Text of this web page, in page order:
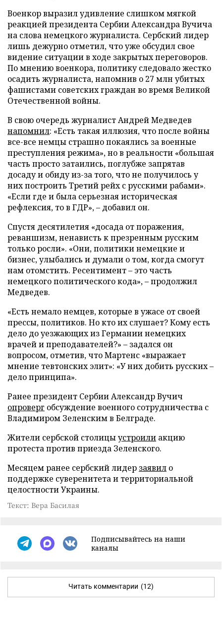
Военкор выразил удивление слишком мягкой
реакцией президента Сербии Александра Вучича
на слова немецкого журналиста. Сербский лидер
лишь дежурно отметил, что уже обсудил свое
видение ситуации в ходе закрытых переговоров.
По мнению военкора, политику следовало жестко
осадить журналиста, напомнив о 27 млн убитых
фашистами советских граждан во время Великой
Отечественной войны.
В свою очередь журналист Андрей Медведев
напомнил: «Есть такая иллюзия, что после войны
все-все немцы страшно покаялись за военные
преступления режима», но в реальности «большая
часть просто затаились, поглубже запрятав
досаду и обиду из-за того, что не получилось у
них построить Третий рейх с русскими рабами».
«Если где и была серьезная историческая
рефлексия, то в ГДР», – добавил он.
Спустя десятилетия «досада от поражения,
реваншизм, ненависть к презренным русским
только росли». «Они, политики немецкие и
бизнес, улыбались и думали о том, когда смогут
нам отомстить. Ресентимент – это часть
немецкого политического кода», – продолжил
Медведев.
«Есть немало немцев, которые в ужасе от своей
прессы, политиков. Но кто их слушает? Кому есть
дело до уезжающих из Германии немецких
врачей и преподавателей?» – задался он
вопросом, отметив, что Мартенс «выражает
мнение тевтонских элит»: «У них добить русских –
дело принципа».
Ранее президент Сербии Александр Вучич
опроверг обсуждение военного сотрудничества с
Владимиром Зеленским в Белграде.
Жители сербской столицыустроили акцию
протеста против приезда Зеленского.
Месяцем ранее сербский лидер заявил о
поддержке суверенитета и территориальной
целостности Украины.
Текст: Вера Басилая
Подписывайтесь на наши
каналы
Читать комментарии (12)